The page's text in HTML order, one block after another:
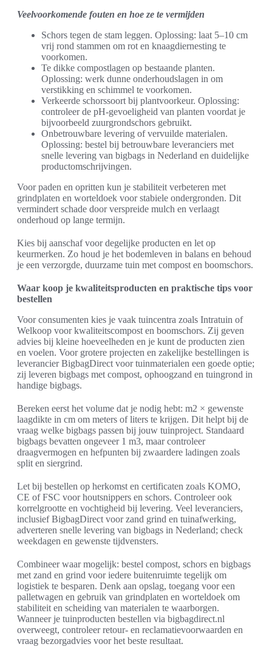
Veelvoorkomende fouten en hoe ze te vermijden
Schors tegen de stam leggen. Oplossing: laat 5–10 cm
vrij rond stammen om rot en knaagdiernesting te
voorkomen.
Te dikke compostlagen op bestaande planten.
Oplossing: werk dunne onderhoudslagen in om
verstikking en schimmel te voorkomen.
Verkeerde schorssoort bij plantvoorkeur. Oplossing:
controleer de pH-gevoeligheid van planten voordat je
bijvoorbeeld zuurgrondschors gebruikt.
Onbetrouwbare levering of vervuilde materialen.
Oplossing: bestel bij betrouwbare leveranciers met
snelle levering van bigbags in Nederland en duidelijke
productomschrijvingen.
Voor paden en opritten kun je stabiliteit verbeteren met
grindplaten en worteldoek voor stabiele ondergronden. Dit
vermindert schade door verspreide mulch en verlaagt
onderhoud op lange termijn.
Kies bij aanschaf voor degelijke producten en let op
keurmerken. Zo houd je het bodemleven in balans en behoud
je een verzorgde, duurzame tuin met compost en boomschors.
Waar koop je kwaliteitsproducten en praktische tips voor
bestellen
Voor consumenten kies je vaak tuincentra zoals Intratuin of
Welkoop voor kwaliteitscompost en boomschors. Zij geven
advies bij kleine hoeveelheden en je kunt de producten zien
en voelen. Voor grotere projecten en zakelijke bestellingen is
leverancier BigbagDirect voor tuinmaterialen een goede optie;
zij leveren bigbags met compost, ophoogzand en tuingrond in
handige bigbags.
Bereken eerst het volume dat je nodig hebt: m2 × gewenste
laagdikte in cm om meters of liters te krijgen. Dit helpt bij de
vraag welke bigbags passen bij jouw tuinproject. Standaard
bigbags bevatten ongeveer 1 m3, maar controleer
draagvermogen en hefpunten bij zwaardere ladingen zoals
split en siergrind.
Let bij bestellen op herkomst en certificaten zoals KOMO,
CE of FSC voor houtsnippers en schors. Controleer ook
korrelgrootte en vochtigheid bij levering. Veel leveranciers,
inclusief BigbagDirect voor zand grind en tuinafwerking,
adverteren snelle levering van bigbags in Nederland; check
weekdagen en gewenste tijdvensters.
Combineer waar mogelijk: bestel compost, schors en bigbags
met zand en grind voor iedere buitenruimte tegelijk om
logistiek te besparen. Denk aan opslag, toegang voor een
palletwagen en gebruik van grindplaten en worteldoek om
stabiliteit en scheiding van materialen te waarborgen.
Wanneer je tuinproducten bestellen via bigbagdirect.nl
overweegt, controleer retour- en reclamatievoorwaarden en
vraag bezorgadvies voor het beste resultaat.